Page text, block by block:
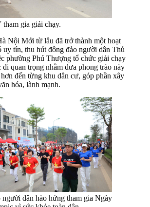
gia giải chạy.
Nội Mới từ lâu đã trở thành một hoạt
uy tín, thu hút đông đảo người dân Thủ
phường Phú Thượng tổ chức giải chạy
quan trọng nhằm đưa phong trào này
đến từng khu dân cư, góp phần xây
hóa, lành mạnh.
dân hào hứng tham gia Ngày